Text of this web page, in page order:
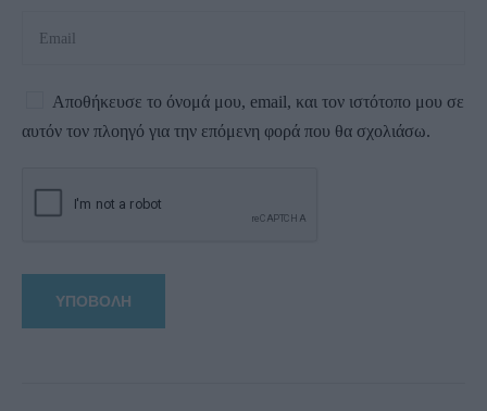
Αποθήκευσε το όνομά μου, email, και τον ιστότοπο μου σε
αυτόν τον πλοηγό για την επόμενη φορά που θα σχολιάσω.